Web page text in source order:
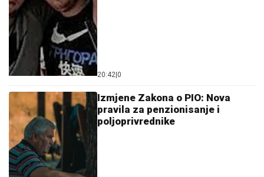
20:42 0
Izmjene Zakona o PIO: Nova
pravila za penzionisanje i
poljoprivrednike